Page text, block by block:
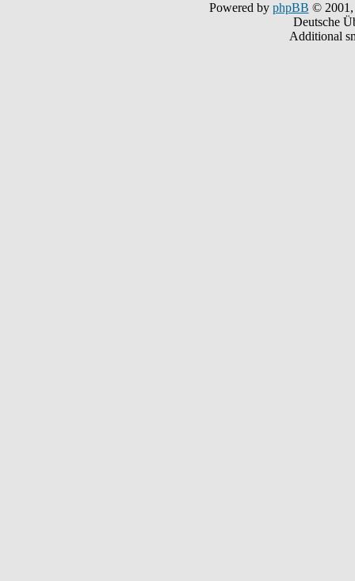
Powered by phpBB © 2001,
Deutsche
Additional